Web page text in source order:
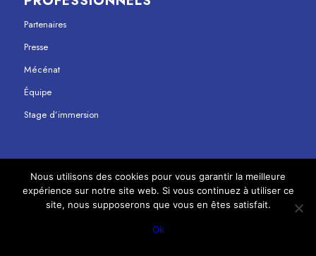
Partenaires
Presse
Mécénat
Équipe
Stage d’immersion
© Copyright - Maison Jean Vilar 2023
Nous utilisons des cookies pour vous garantir la meilleure
expérience sur notre site web. Si vous continuez à utiliser ce
site, nous supposerons que vous en êtes satisfait.
Ok